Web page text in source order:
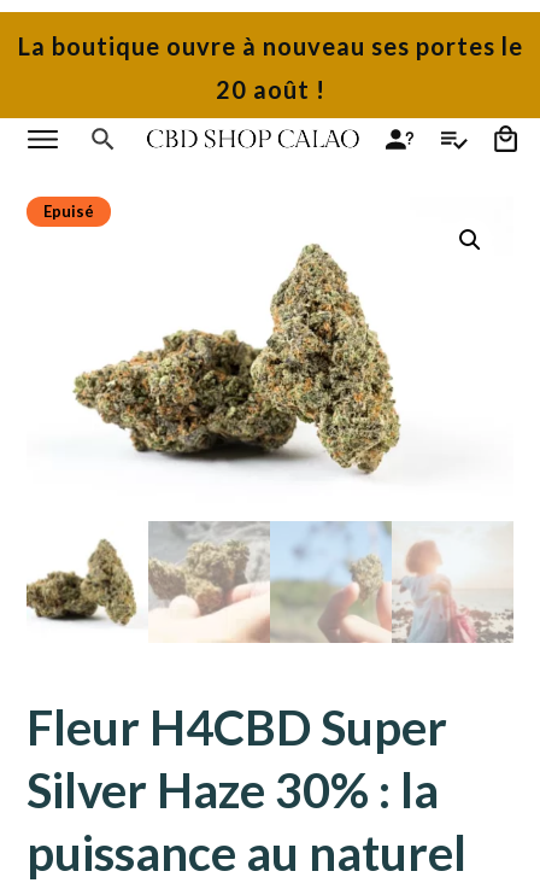
La boutique ouvre à nouveau ses portes le
20 août !
Epuisé
Fleur H4CBD Super
Silver Haze 30% : la
puissance au naturel